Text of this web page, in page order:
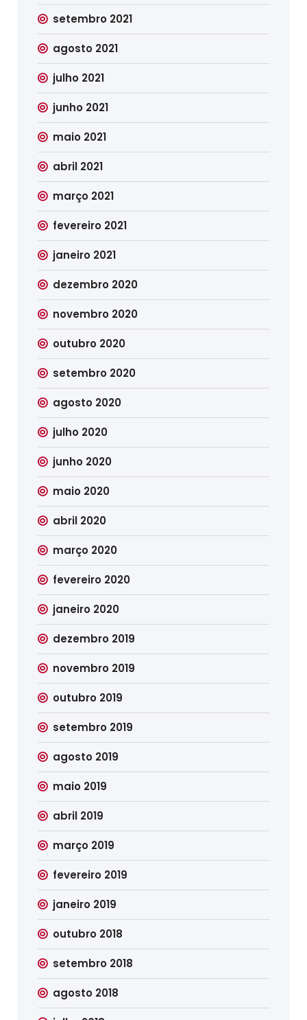
setembro 2021
agosto 2021
julho 2021
junho 2021
maio 2021
abril 2021
março 2021
fevereiro 2021
janeiro 2021
dezembro 2020
novembro 2020
outubro 2020
setembro 2020
agosto 2020
julho 2020
junho 2020
maio 2020
abril 2020
março 2020
fevereiro 2020
janeiro 2020
dezembro 2019
novembro 2019
outubro 2019
setembro 2019
agosto 2019
maio 2019
abril 2019
março 2019
fevereiro 2019
janeiro 2019
outubro 2018
setembro 2018
agosto 2018